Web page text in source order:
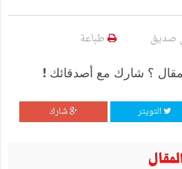
صديق طباعة
؟ شارك مع أصدقائك !
التويتر شارك